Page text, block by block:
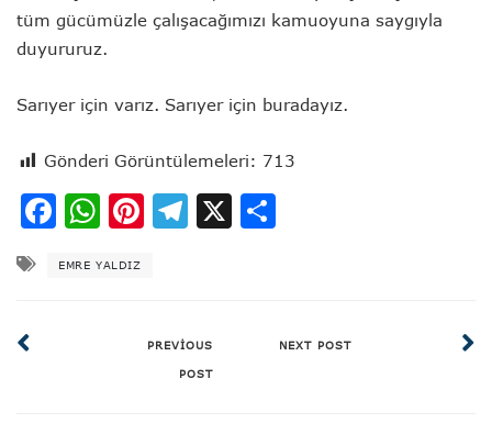
tüm gücümüzle çalışacağımızı kamuoyuna saygıyla
duyururuz.
Sarıyer için varız. Sarıyer için buradayız.
Gönderi Görüntülemeleri: 713
Facebook
WhatsApp
Pinterest
Telegram
X
EMRE YALDIZ
PREVIOUS
POST
NEXT POST